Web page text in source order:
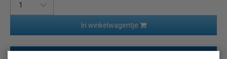
In winkelwagentje